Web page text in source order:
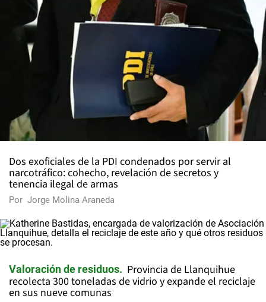
Dos exoficiales de la PDI condenados por servir al
narcotráfico: cohecho, revelación de secretos y
tenencia ilegal de armas
Por Jorge Molina Araneda
Valoración de residuos
Provincia de Llanquihue
recolecta 300 toneladas de vidrio y expande el reciclaje
en sus nueve comunas